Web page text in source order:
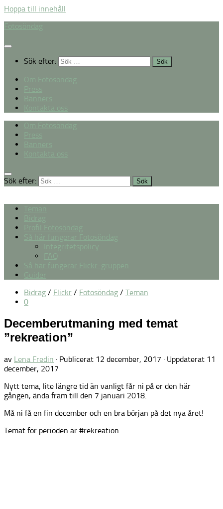
Hoppa till innehåll
Fotosöndag
Sök efter:
Om Fotosöndag
Press
Banners
Kontakta oss
Om Fotosöndag
Press
Banners
Kontakta oss
Sök efter:
Teman
Bidrag
Profil Fotosöndag
Så här fungerar Fotosöndag
Integritetspolicy
FAQ
Så här fungerar Flickr-gruppen
Guider
Bidrag / Flickr / Fotosöndag / Teman
0
Decemberutmaning med temat
”rekreation”
av Lena Fredin · Publicerat 12 december, 2017 · Uppdaterat 11
december, 2017
Nytt tema, lite längre tid än vanligt får ni på er den här
gången, ända fram till den 7 januari 2018.
Må ni få en fin december och en bra början på det nya året!
Temat för perioden är #rekreation